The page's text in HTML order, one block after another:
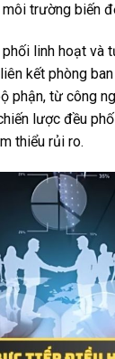
trường biến
linh hoạt và
kết phòng
phận, từ công
lược đều
thiểu rủi ro.